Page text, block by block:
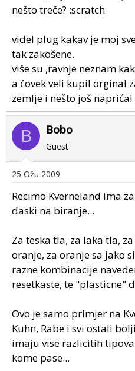
s
a
nešto treče? :scratch
videl plug kakav je moj
tak zakošene.
više su ,ravnje neznam
a čovek veli kupil orginal
zemlje i nešto još naprićal
B Bobo
Guest
25 Ožu 2009
Recimo Kverneland ima
daski na biranje...
Za teska tla, za laka tla,
oranje, za oranje sa jako
razne kombinacije
resetkaste, te "plasticne"
Ovo je samo primjer na
Kuhn, Rabe i svi ostali
imaju vise razlicitih
kome pase...